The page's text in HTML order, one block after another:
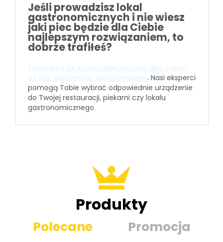
Jeśli prowadzisz lokal
gastronomicznych i nie wiesz
jaki piec będzie dla Ciebie
najlepszym rozwiązaniem, to
dobrze trafiłeś?
Skontaktuj się z nami telefoniczne albo napisz
do nas wiadomość drogą mailową. Nasi eksperci
pomogą Tobie wybrać odpowiednie urządzenie
do Twojej restauracji, piekarni czy lokalu
gastronomicznego.
Produkty
Polecane Promocja